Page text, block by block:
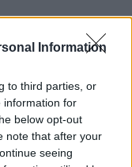
Information
to third parties, or
information for
below opt-out
note that after your
seeing